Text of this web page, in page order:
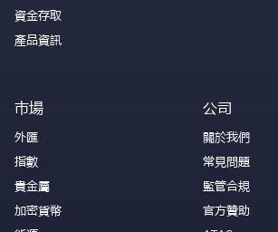
資金存取
產品資訊
市場
外匯
指數
貴金屬
加密貨幣
公司
關於我們
常見問題
監管合規
官方贊助